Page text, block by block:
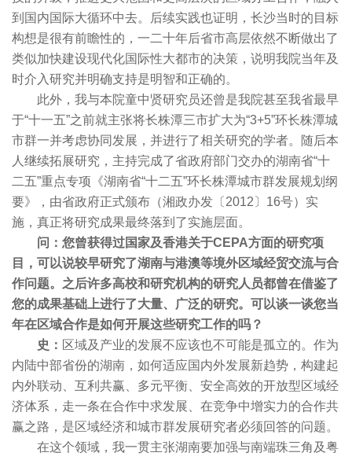
到国内国际大循环中去。后续实践也证明，长沙当时的目标
构想是很有前瞻性的，一二十年后省市高层依然不断做出了
类似加快建设现代化国际性大都市的决策，说明我院当年及
时介入研究并明确支持是明智和正确的。
此外，我与本院童中贤研究员还曾是我院甚至我省最早
于“十一五”之前就主张将长株潭三市扩大为“3+5”环长株潭城
市群一并考虑协同发展，并进行了相关研究的学者。随后本
人继续拓展研究，主持完成了省政府部门交办的湖南省“十
二五”重点专项《湖南省“十二五”环长株潭城市群发展规划纲
要》，由省政府正式颁布（湘政办发〔2012〕16号）实
施，真正将研究成果最终落到了实施层面。
问：您曾获得过国家及香港关于CEPA方面的研究项
目，可以说较早研究了湖南与港澳等境外区域经贸交流与合
作问题。之后许多高校和研究机构的研究人员都曾在借鉴了
您的成果基础上进行了大量、广泛的研究。可以谈一谈您当
年在区域合作是如何开展这些研究工作的吗？
史： 区域及产业的发展不应该也不可能是孤立的。作为
内陆中部省份的湖南，如何适应国内外发展新趋势，构建起
内外联动、互利共赢、多元平衡、安全高效的开放型区域经
济体系，走一条在合作中求发展、在竞争中增实力的合作共
赢之路，是区域经济和城市群发展研究者必须回答的问题。
在这个领域，我一贯主张湖南要加强与南端珠三角及粤